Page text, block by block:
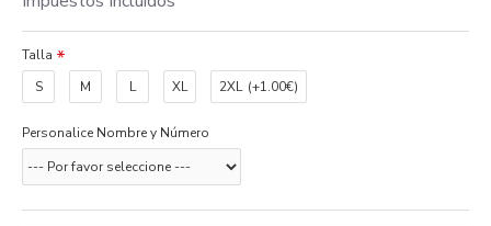
Talla
S
M L XL 2XL (+1.00€)
Personalice Nombre y Número